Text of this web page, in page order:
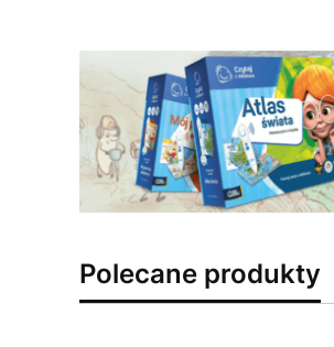
Polecane produkty